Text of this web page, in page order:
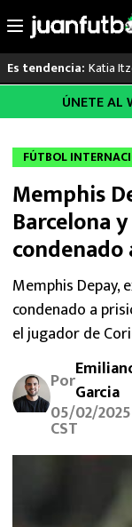
al
Es tendencia: Katia
LO ÚLTIMO
LIGA MX
RAYADOS
PUMAS
ATLANTE
SELECCIÓN
FUTBOL
MEXICANOS EN
FUTBOL ESTUFA
ÚNETE AL
FÚTBOL
Memphis
Barcelona
Memphis Depay,
condenado a
el jugador de
PorGarcia
05/02/
CST